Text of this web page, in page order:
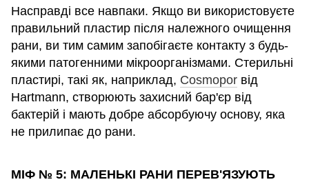
Насправді все навпаки. Якщо ви використовуєте
правильний пластир після належного очищення
рани, ви тим самим запобігаєте контакту з будь-
якими патогенними мікроорганізмами. Стерильні
пластирі, такі як, наприклад, Cosmopor від
Hartmann, створюють захисний бар'єр від
бактерій і мають добре абсорбуючу основу, яка
не прилипає до рани.
МІФ № 5: МАЛЕНЬКІ РАНИ ПЕРЕВ'ЯЗУЮТЬ